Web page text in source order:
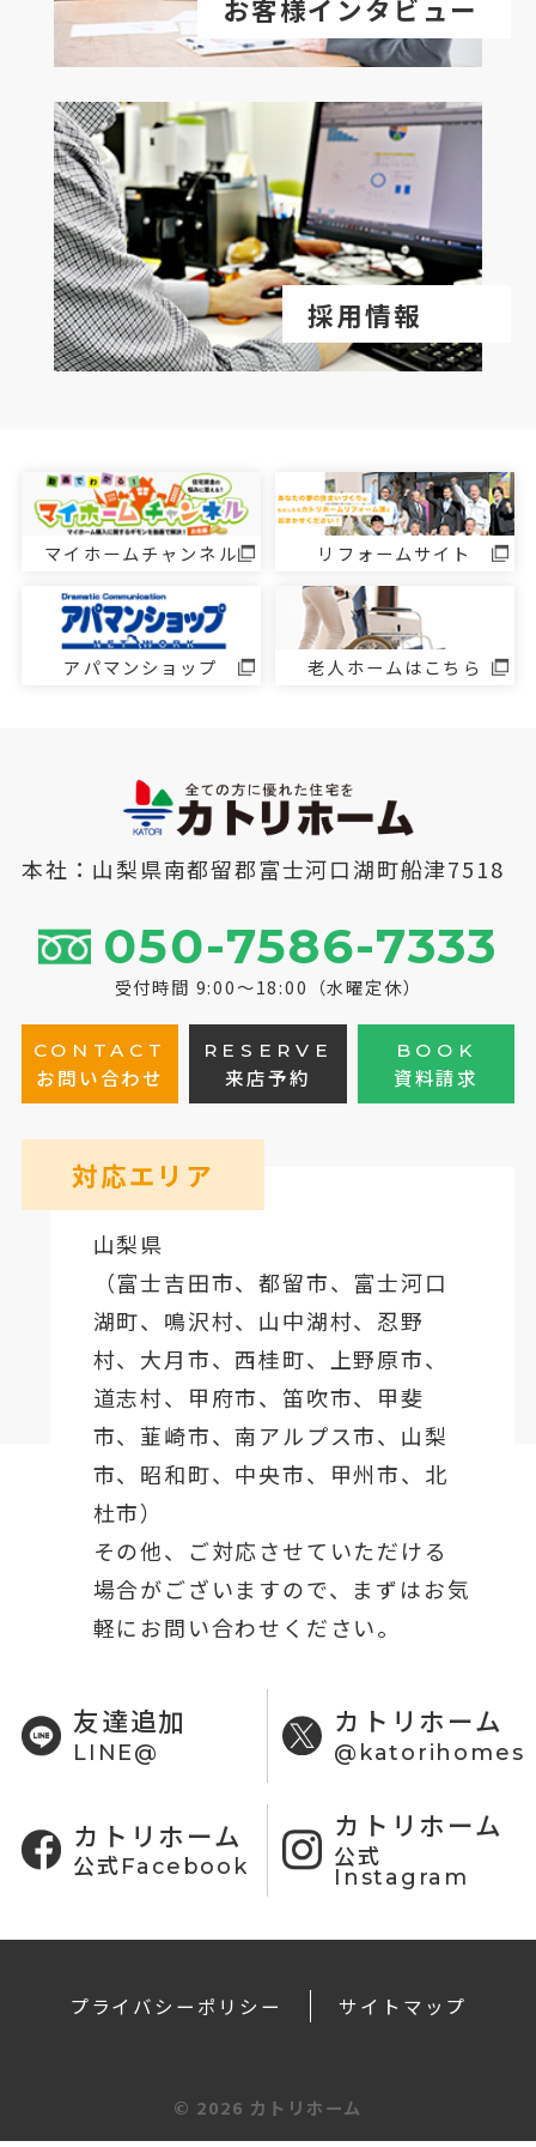
お客様インタビュー
採用情報
マイホームチャンネル リフォームサイト
アパマンショップ 老人ホームはこちら
本社：山梨県南都留郡富士河口湖町船津7518
050-7586-7333
受付時間 9:00～18:00（水曜定休）
CONTACT
お問い合わせ
RESERVE
来店予約
BOOK
資料請求
対応エリア
山梨県
（富士吉田市、都留市、 富士河口
湖町、鳴沢村、山中湖村、忍野
村、 大月市、西桂町、上野原市、
道志村、 甲府市、笛吹市、甲斐
市、韮崎市、南アルプス市、山梨
市、昭和町、中央市、甲州市、北
杜市）
その他、ご対応させていただける
場合がございますので、まずはお気
軽にお問い合わせください。
友達追加
LINE@
カトリホーム
@katorihomes
カトリホーム
公式Facebook
カトリホーム
公式
Instagram
プライバシーポリシー サイトマップ
© 2026 カトリホーム